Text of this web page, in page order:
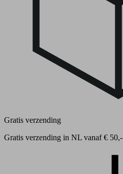
Gratis verzending
Gratis verzending in NL vanaf € 50,-